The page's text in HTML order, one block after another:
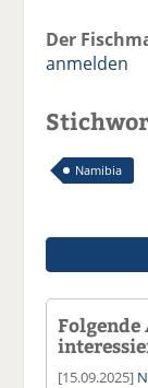
Der
anmelden
Namibia
[15.09.2025]